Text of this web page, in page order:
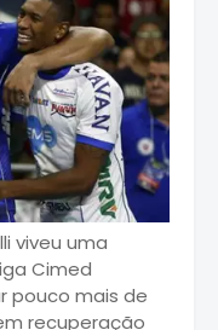
viveu uma
Cimed
pouco mais de
recuperação